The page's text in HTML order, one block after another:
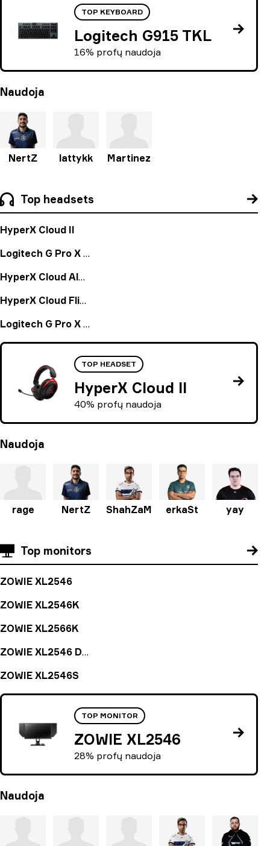
TOP KEYBOARD
Logitech G915 TKL
16% profų naudoja
Naudoja
NertZ lattykk Martinez
Top headsets
HyperX Cloud II
Logitech G Pro X Wireless Headset
HyperX Cloud Alpha
HyperX Cloud Flight
Logitech G Pro X Headset
TOP HEADSET
HyperX Cloud II
40% profų naudoja
Naudoja
rage NertZ ShahZaM erkaSt yay
Top monitors
ZOWIE XL2546
ZOWIE XL2546K
ZOWIE XL2566K
ZOWIE XL2546 Divina Blue
ZOWIE XL2546S
TOP MONITOR
ZOWIE XL2546
28% profų naudoja
Naudoja